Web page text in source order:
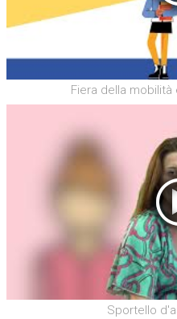
Fiera della
Sportello